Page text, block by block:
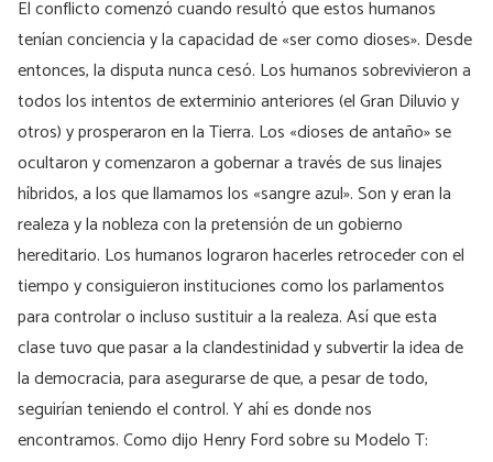
El conflicto comenzó cuando resultó que estos humanos
tenían conciencia y la capacidad de «ser como dioses». Desde
entonces, la disputa nunca cesó. Los humanos sobrevivieron a
todos los intentos de exterminio anteriores (el Gran Diluvio y
otros) y prosperaron en la Tierra. Los «dioses de antaño» se
ocultaron y comenzaron a gobernar a través de sus linajes
híbridos, a los que llamamos los «sangre azul». Son y eran la
realeza y la nobleza con la pretensión de un gobierno
hereditario. Los humanos lograron hacerles retroceder con el
tiempo y consiguieron instituciones como los parlamentos
para controlar o incluso sustituir a la realeza. Así que esta
clase tuvo que pasar a la clandestinidad y subvertir la idea de
la democracia, para asegurarse de que, a pesar de todo,
seguirían teniendo el control. Y ahí es donde nos
encontramos. Como dijo Henry Ford sobre su Modelo T: